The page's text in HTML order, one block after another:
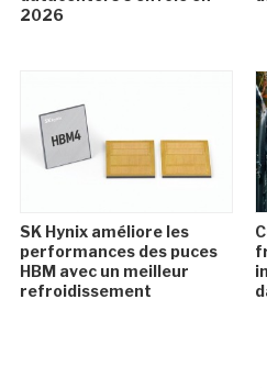
2026
SK Hynix améliore les
performances des puces
HBM avec un meilleur
refroidissement